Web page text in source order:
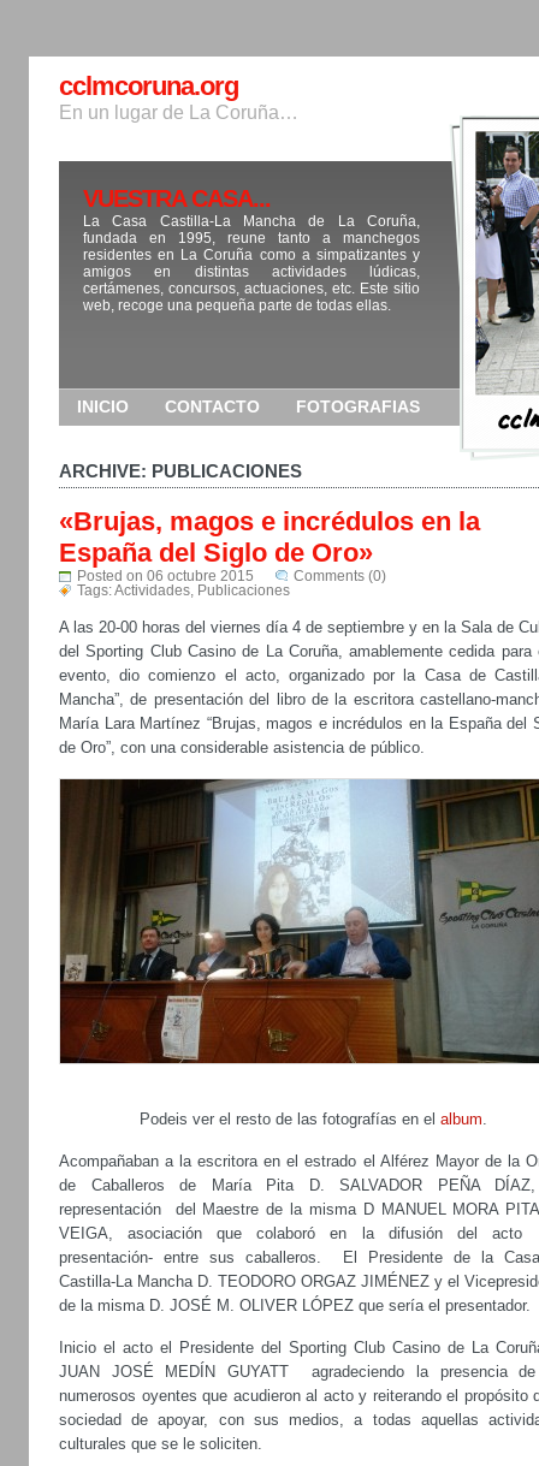
cclmcoruna.org
En un lugar de La Coruña…
VUESTRA CASA...
La Casa Castilla-La Mancha de La Coruña,
fundada en 1995, reune tanto a manchegos
residentes en La Coruña como a simpatizantes y
amigos en distintas actividades lúdicas,
certámenes, concursos, actuaciones, etc. Este sitio
web, recoge una pequeña parte de todas ellas.
INICIO CONTACTO FOTOGRAFIAS
ARCHIVE: PUBLICACIONES
«Brujas, magos e incrédulos en la
España del Siglo de Oro»
Posted on 06 octubre 2015
Comments (0)
Tags:Actividades Publicaciones
A las 20-00 horas del viernes día 4 de septiembre y en la Sala de
del Sporting Club Casino de La Coruña, amablemente cedida para
evento, dio comienzo el acto, organizado por la Casa de
Mancha”, de presentación del libro de la escritora castellano-
María Lara Martínez “Brujas, magos e incrédulos en la España del
de Oro”, con una considerable asistencia de público.
Podeis ver el resto de las fotografías en el album.
Acompañaban a la escritora en el estrado el Alférez Mayor de la
de Caballeros de María Pita D. SALVADOR PEÑA
representación del Maestre de la misma D MANUEL MORA
VEIGA, asociación que colaboró en la difusión del
presentación- entre sus caballeros. El Presidente de la
Castilla-La Mancha D. TEODORO ORGAZ JIMÉNEZ y el
de la misma D. JOSÉ M. OLIVER LÓPEZ que sería el presentador.
Inicio el acto el Presidente del Sporting Club Casino de La
JUAN JOSÉ MEDÍN GUYATT agradeciendo la presencia
numerosos oyentes que acudieron al acto y reiterando el propósito
sociedad de apoyar, con sus medios, a todas aquellas
culturales que se le soliciten.